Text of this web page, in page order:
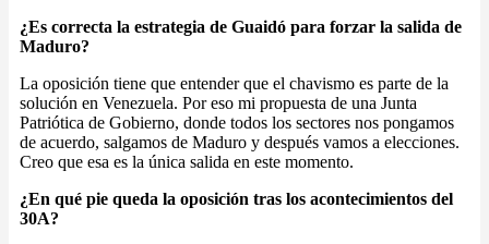
¿Es correcta la estrategia de Guaidó para forzar la salida de
Maduro?
La oposición tiene que entender que el chavismo es parte de la
solución en Venezuela. Por eso mi propuesta de una Junta
Patriótica de Gobierno, donde todos los sectores nos pongamos
de acuerdo, salgamos de Maduro y después vamos a elecciones.
Creo que esa es la única salida en este momento.
¿En qué pie queda la oposición tras los acontecimientos del
30A?